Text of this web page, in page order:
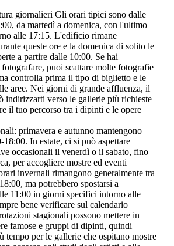
giornalieri Gli orari tipici sono dalle
da martedì a domenica, con l'ultimo
alle 17:15. L'edificio rimane
queste ore e la domenica di solito le
a partire dalle 10:00. Se hai
puoi scattare molte fotografie
controlla prima il tipo di biglietto e le
aree. Nei giorni di grande affluenza, il
indirizzarti verso le gallerie più richieste
il tuo percorso tra i dipinti e le opere
primavera e autunno mantengono
In estate, ci si può aspettare
occasionali il venerdì o il sabato, fino
per accogliere mostre ed eventi
invernali rimangono generalmente tra
ma potrebbero spostarsi a
11:00 in giorni specifici intorno alle
bene verificare sul calendario
stagionali possono mettere in
famose e gruppi di dipinti, quindi
tempo per le gallerie che ospitano mostre